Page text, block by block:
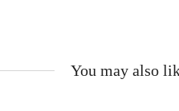
You may also